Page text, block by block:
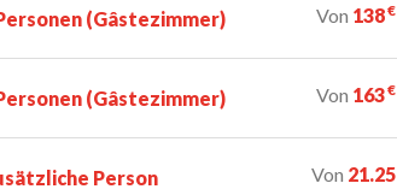
(Gâstezimmer) Von 138€
(Gâstezimmer) Von 163€
Person
Von 21.25